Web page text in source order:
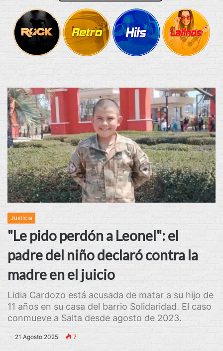
Justicia
"Le pido perdón a Leonel": el
padre del niño declaró contra la
madre en el juicio
Lidia Cardozo está acusada de matar a su hijo de
11 años en su casa del barrio Solidaridad. El caso
conmueve a Salta desde agosto de 2023.
21 Agosto 2025 7